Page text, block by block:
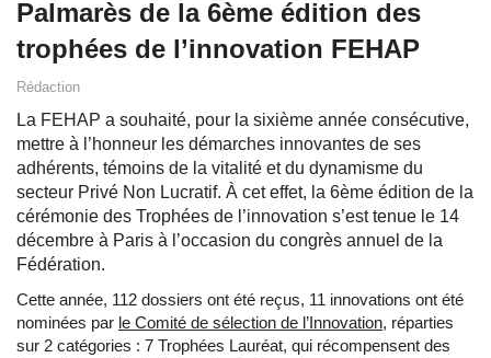
Palmarès de la 6ème édition des
trophées de l’innovation FEHAP
Rédaction
La FEHAP a souhaité, pour la sixième année consécutive,
mettre à l’honneur les démarches innovantes de ses
adhérents, témoins de la vitalité et du dynamisme du
secteur Privé Non Lucratif. À cet effet, la 6ème édition de la
cérémonie des Trophées de l’innovation s’est tenue le 14
décembre à Paris à l’occasion du congrès annuel de la
Fédération.
Cette année, 112 dossiers ont été reçus, 11 innovations ont été
nominées par le Comité de sélection de l’Innovation, réparties
sur 2 catégories : 7 Trophées Lauréat, qui récompensent des